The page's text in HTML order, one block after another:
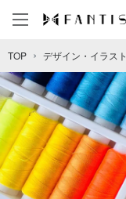
TOP デザイン・イラスト